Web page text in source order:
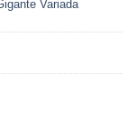
Variada